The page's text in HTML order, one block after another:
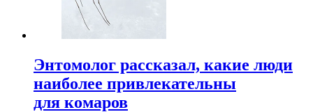
Энтомолог рассказал, какие люди
наиболее привлекательны
для комаров